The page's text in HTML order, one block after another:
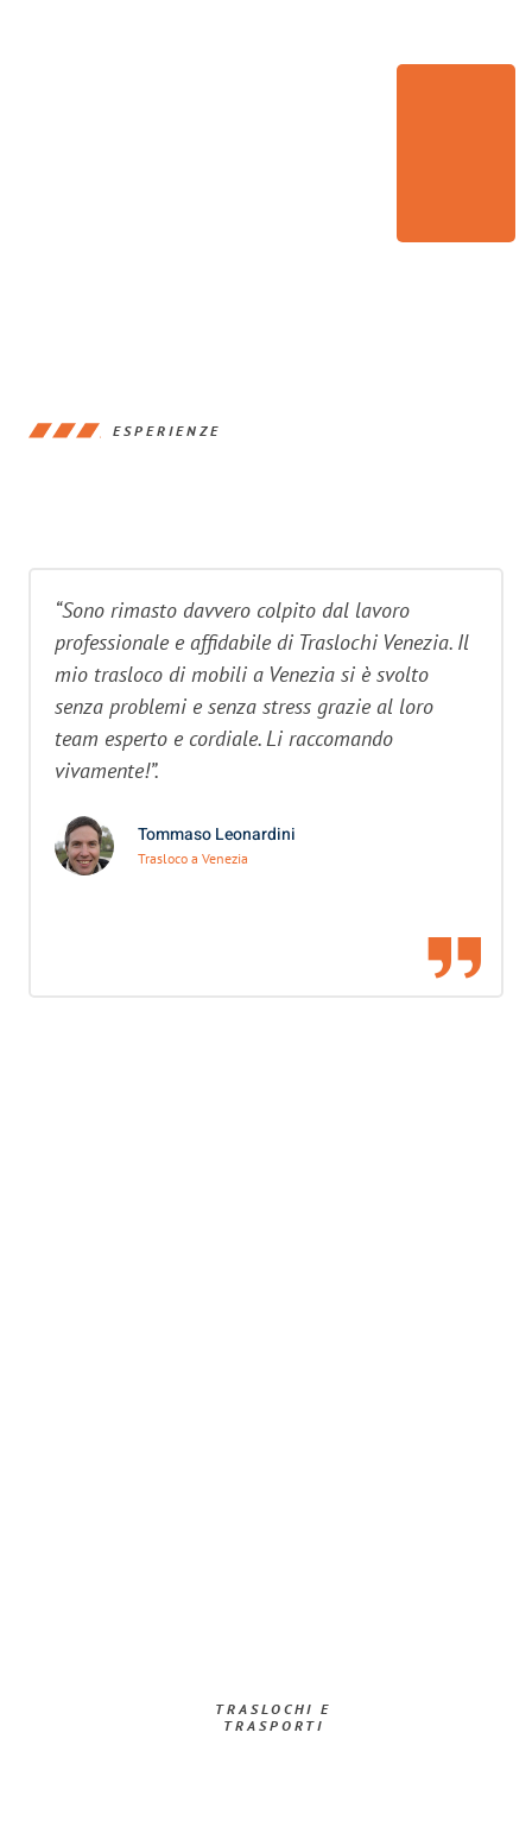
ESPERIENZE
“Sono rimasto davvero colpito dal lavoro
professionale e affidabile di Traslochi Venezia. Il
mio trasloco di mobili a Venezia si è svolto
senza problemi e senza stress grazie al loro
team esperto e cordiale. Li raccomando
vivamente!”.
Tommaso Leonardini
Trasloco a Venezia
TRASLOCHI E
TRASPORTI​